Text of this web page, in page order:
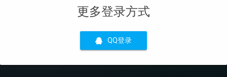
更多登录方式
QQ登录